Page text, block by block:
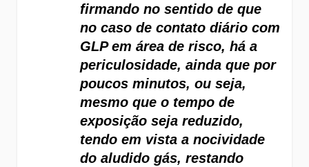
firmando no sentido de que
no caso de contato diário com
GLP em área de risco, há a
periculosidade, ainda que por
poucos minutos, ou seja,
mesmo que o tempo de
exposição seja reduzido,
tendo em vista a nocividade
do aludido gás, restando